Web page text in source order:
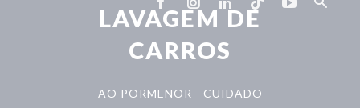
LAVAGEM DE
CARROS
AO PORMENOR - CUIDADO